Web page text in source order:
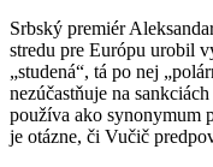
Srbský premiér
stredu pre Európu urobil
„studená“, tá po nej
nezúčastňuje na
používa ako synonymum
je otázne, či Vučič